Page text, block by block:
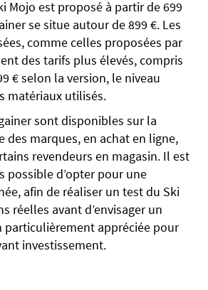
Mojo est proposé à partir de 699
se situe autour de 899 €. Les
comme celles proposées par
des tarifs plus élevés, compris
€ selon la version, le niveau
matériaux utilisés.
sont disponibles sur la
des marques, en achat en ligne,
revendeurs en magasin. Il est
possible d’opter pour une
afin de réaliser un test du Ski
réelles avant d’envisager un
particulièrement appréciée pour
investissement.